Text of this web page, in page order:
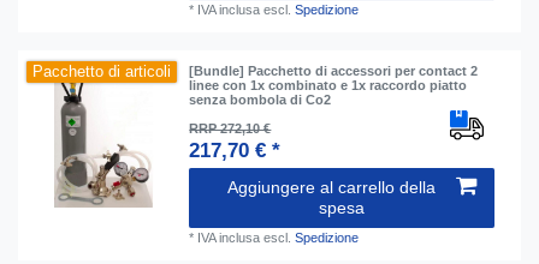
* IVA inclusa escl.Spedizione
Pacchetto di articoli
[Bundle] Pacchetto di accessori per contact 2
linee con 1x combinato e 1x raccordo piatto
senza bombola di Co2
RRP 272,10 €
217,70 € *
Aggiungere al carrello della
spesa
* IVA inclusa escl.Spedizione